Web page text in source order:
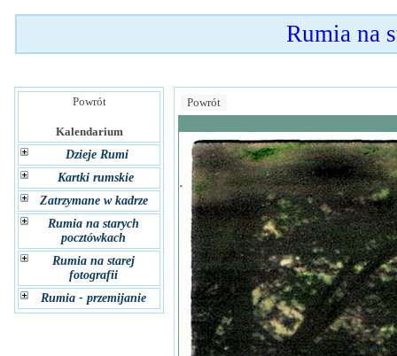
Rumia na
Powrót
Kalendarium
Dzieje Rumi
Kartki rumskie
Zatrzymane w kadrze
Rumia na starych
pocztówkach
Rumia na starej
fotografii
Rumia - przemijanie
Powrót